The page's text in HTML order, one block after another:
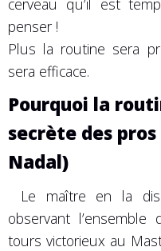
cerveau qu’il est
penser !
Plus la routine sera
sera efficace.
Pourquoi la
secrète des
Nadal)
Le maître en la
observant
tours victorieux au